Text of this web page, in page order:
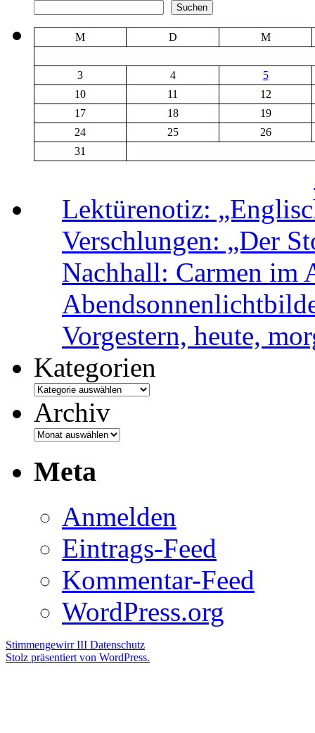
Suchen
M D M
3 4
5
10
11
12
17
18
19
24
25
26
31
Lektürenotiz:
Verschlungen: „Der
Nachhall: Carmen im
Vorgestern, heute,
Kategorien
Archiv
Meta
Anmelden
Eintrags-Feed
Kommentar-Feed
WordPress.org
Stimmengewirr III Datenschutz
Stolz präsentiert von WordPress.